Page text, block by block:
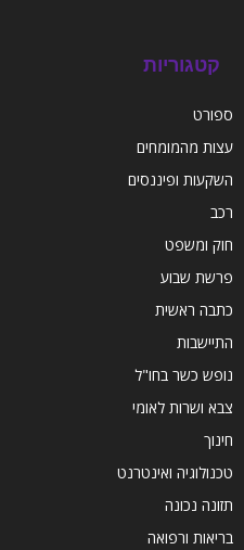
קטגוריות
ספורט
עצות מהמומחים
השקעות ופיננסים
רכב
חוק ומשפט
פרשת שבוע
כתבה ראשית
התיישבות
נופש כשר בחו"ל
צבא ושרות לאומי
חינוך
טכנולוגיה ואינטרנט
תזונה נכונה
בריאות ורפואה